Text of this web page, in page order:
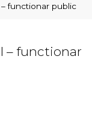
functionar public
– functionar